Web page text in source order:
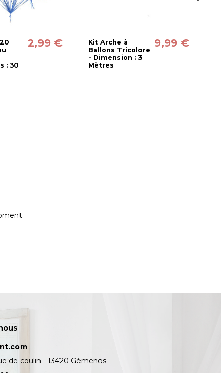
: 30
2,99 €
Kit Arche à
Ballons Tricolore
- Dimension : 3
Mètres
9,99 €
de coulin - 13420 Gémenos